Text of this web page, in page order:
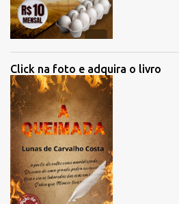
Click na foto e adquira o livro